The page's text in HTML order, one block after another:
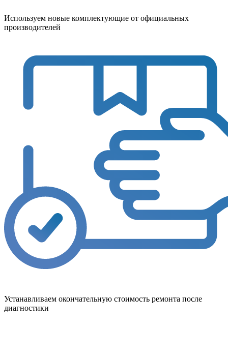
Используем новые комплектующие от официальных
производителей
Устанавливаем окончательную стоимость ремонта после
диагностики